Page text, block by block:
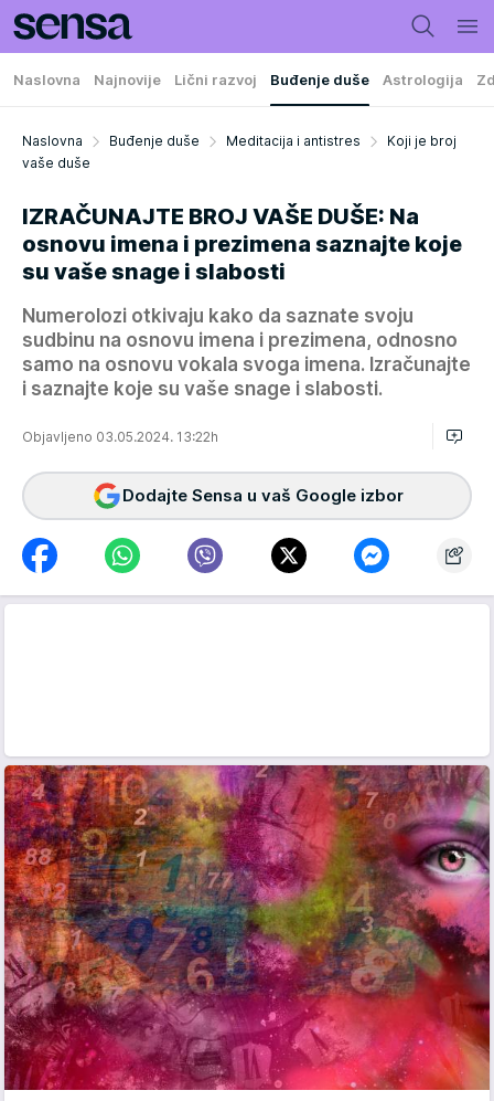
Naslovna Najnovije Lični razvoj Buđenje duše Astrologija
Naslovna Buđenje duše Meditacija i antistres
Koji je broj
vaše duše
IZRAČUNAJTE BROJ VAŠE DUŠE: Na
osnovu imena i prezimena saznajte koje
su vaše snage i slabosti
Numerolozi otkivaju kako da saznate svoju
sudbinu na osnovu imena i prezimena, odnosno
samo na osnovu vokala svoga imena. Izračunajte
i saznajte koje su vaše snage i slabosti.
Objavljeno 03.05.2024. 13:22h
Dodajte Sensa u vaš Google izbor